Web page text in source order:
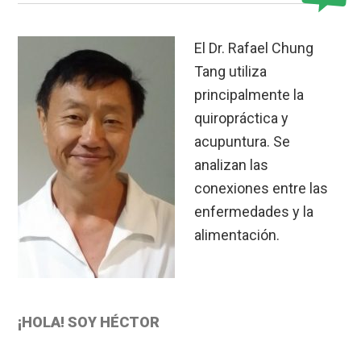
El Dr. Rafael Chung
Tang utiliza
principalmente la
quiropráctica y
acupuntura. Se
analizan las
conexiones entre las
enfermedades y la
alimentación.
Primary
¡HOLA! SOY HÉCTOR